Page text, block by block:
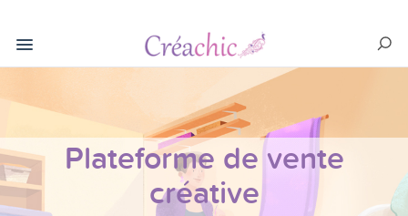
Plateforme de vente
créative